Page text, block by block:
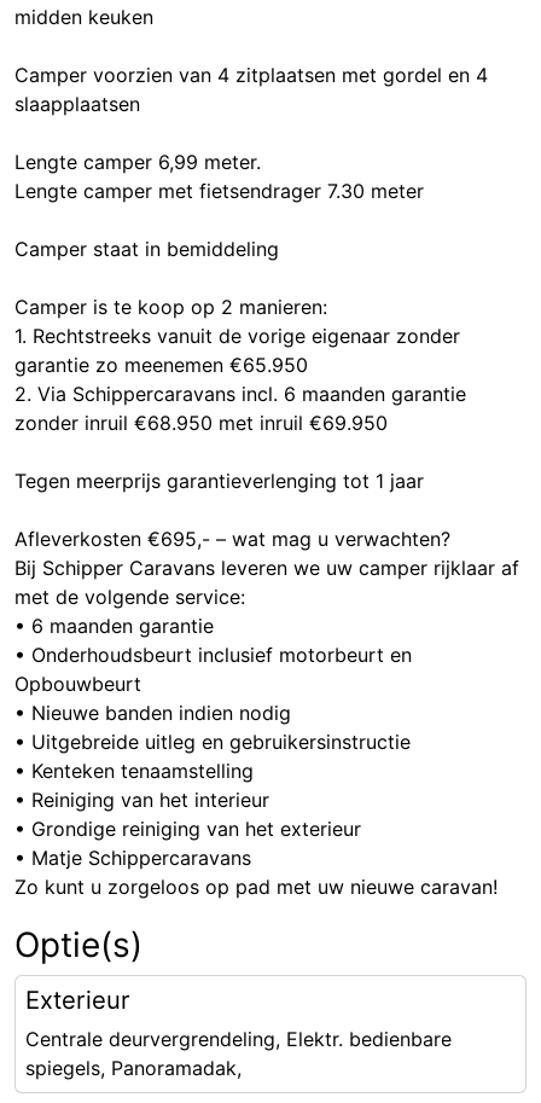
midden keuken
Camper voorzien van 4 zitplaatsen met gordel en 4
slaapplaatsen
Lengte camper 6,99 meter.
Lengte camper met fietsendrager 7.30 meter
Camper staat in bemiddeling
Camper is te koop op 2 manieren:
1. Rechtstreeks vanuit de vorige eigenaar zonder
garantie zo meenemen €65.950
2. Via Schippercaravans incl. 6 maanden garantie
zonder inruil €68.950 met inruil €69.950
Tegen meerprijs garantieverlenging tot 1 jaar
Afleverkosten €695,- – wat mag u verwachten?
Bij Schipper Caravans leveren we uw camper rijklaar af
met de volgende service:
• 6 maanden garantie
• Onderhoudsbeurt inclusief motorbeurt en
Opbouwbeurt
• Nieuwe banden indien nodig
• Uitgebreide uitleg en gebruikersinstructie
• Kenteken tenaamstelling
• Reiniging van het interieur
• Grondige reiniging van het exterieur
• Matje Schippercaravans
Zo kunt u zorgeloos op pad met uw nieuwe caravan!
Optie(s)
Exterieur
Centrale deurvergrendeling, Elektr. bedienbare
spiegels, Panoramadak,